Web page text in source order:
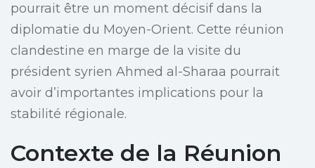
pourrait être un moment décisif dans la
diplomatie du Moyen-Orient. Cette réunion
clandestine en marge de la visite du
président syrien Ahmed al-Sharaa pourrait
avoir d’importantes implications pour la
stabilité régionale.
Contexte de la Réunion